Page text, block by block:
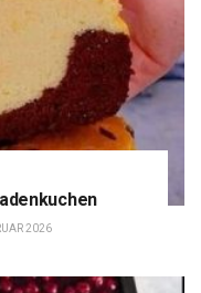
2026